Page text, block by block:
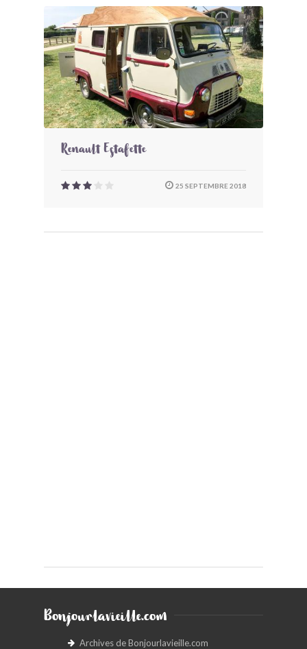
Renault Estafette
25 SEPTEMBRE 2018
Bonjourlavieille.com
Archives de Bonjourlavieille.com